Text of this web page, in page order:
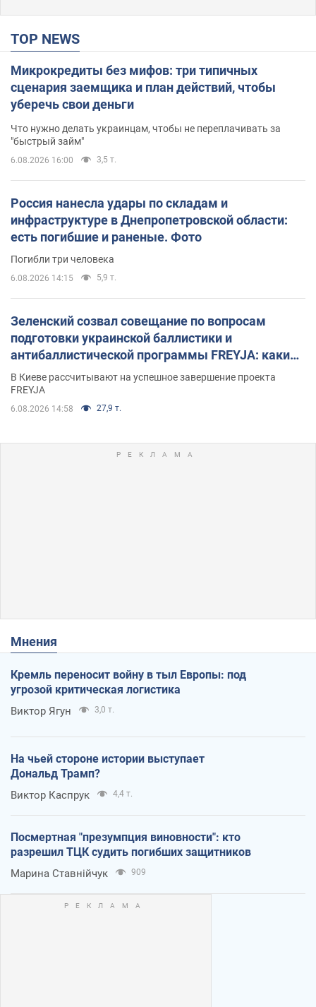
TOP NEWS
Микрокредиты без мифов: три типичных
сценария заемщика и план действий, чтобы
уберечь свои деньги
Что нужно делать украинцам, чтобы не переплачивать за
"быстрый займ"
6.08.2026 16:00 3,5 т.
Россия нанесла удары по складам и
инфраструктуре в Днепропетровской области:
есть погибшие и раненые. Фото
Погибли три человека
6.08.2026 14:15 5,9 т.
Зеленский созвал совещание по вопросам
подготовки украинской баллистики и
антибаллистической программы FREYJA: какие
решения готовятся
В Киеве рассчитывают на успешное завершение проекта
FREYJA
6.08.2026 14:58 27,9 т.
Мнения
Кремль переносит войну в тыл Европы: под
угрозой критическая логистика
Виктор Ягун 3,0 т.
На чьей стороне истории выступает
Дональд Трамп?
Виктор Каспрук 4,4 т.
Посмертная "презумпция виновности": кто
разрешил ТЦК судить погибших защитников
Марина Ставнійчук 909